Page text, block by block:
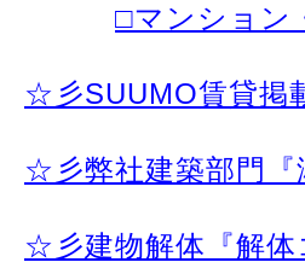
□マンショ
☆彡SUUMO賃貸掲
☆彡弊社建築部門
☆彡建物解体『解